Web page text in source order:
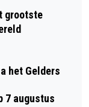
grootste
het Gelders
7 augustus